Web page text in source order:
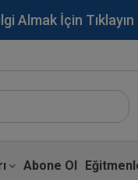
Almak İçin Tıklayın
Abone Ol